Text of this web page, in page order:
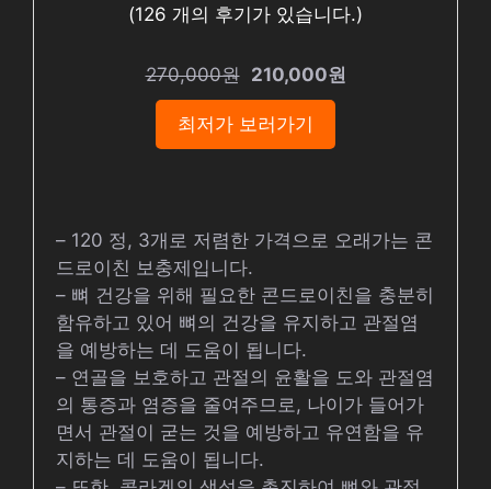
(126 개의 후기가 있습니다.)
270,000원 210,000원
최저가 보러가기
– 120 정, 3개로 저렴한 가격으로 오래가는 콘
드로이친 보충제입니다.
– 뼈 건강을 위해 필요한 콘드로이친을 충분히
함유하고 있어 뼈의 건강을 유지하고 관절염
을 예방하는 데 도움이 됩니다.
– 연골을 보호하고 관절의 윤활을 도와 관절염
의 통증과 염증을 줄여주므로, 나이가 들어가
면서 관절이 굳는 것을 예방하고 유연함을 유
지하는 데 도움이 됩니다.